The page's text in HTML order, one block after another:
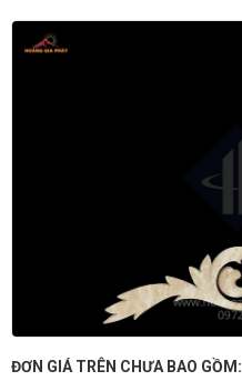
ĐƠN GIÁ TRÊN CHƯA BAO GỒM: